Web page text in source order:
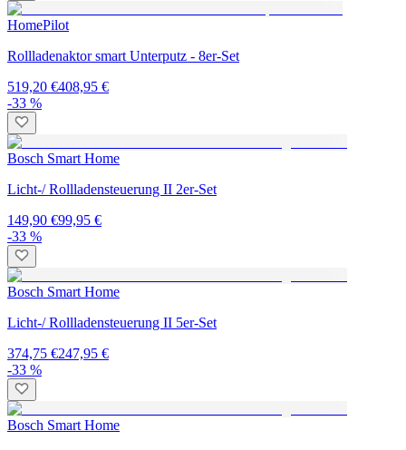
HomePilot
Rollladenaktor smart Unterputz - 8er-Set
519,20 €408,95 €
-33 %
Bosch Smart Home
Licht-/ Rollladensteuerung II 2er-Set
149,90 €99,95 €
-33 %
Bosch Smart Home
Licht-/ Rollladensteuerung II 5er-Set
374,75 €247,95 €
-33 %
Bosch Smart Home